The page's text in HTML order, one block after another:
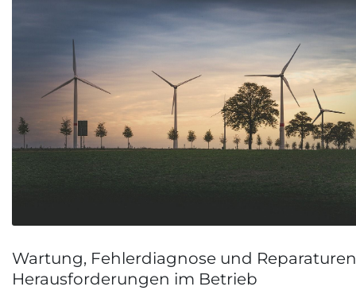
Wartung, Fehlerdiagnose und
Herausforderungen im Betrieb